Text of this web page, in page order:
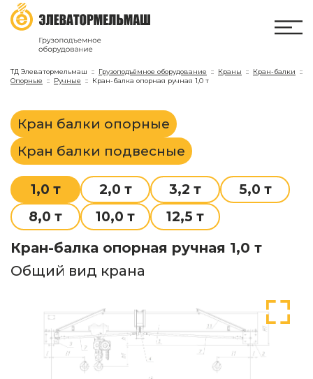
ТД Элеватормельмаш Грузоподъёмное оборудование Краны
Кран-балки
Опорные
Ручные Кран-балка опорная ручная 1,0 т
Кран балки опорные
Кран балки подвесные
1,0 т 2,0 т 3,2 т
5,0 т
8,0 т
10,0 т 12,5 т
Кран-балка опорная ручная 1,0 т
Общий вид крана